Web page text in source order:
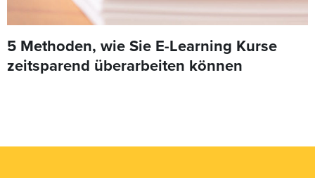
5 Methoden, wie Sie E-Learning Kurse
zeitsparend überarbeiten können